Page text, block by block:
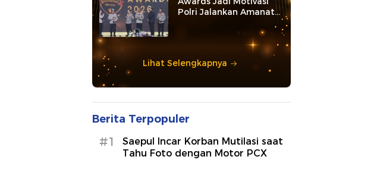
Polri Jalankan Amanat
Lihat Selengkapnya
Berita Terpopuler
#1
Saepul Incar Korban Mutilasi saat
Tahu Foto dengan Motor PCX